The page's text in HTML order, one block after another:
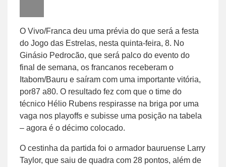
O Vivo/Franca deu uma prévia do que será a festa
do Jogo das Estrelas, nesta quinta-feira, 8. No
Ginásio Pedrocão, que será palco do evento do
final de semana, os francanos receberam o
Itabom/Bauru e saíram com uma importante vitória,
por87 a80. O resultado fez com que o time do
técnico Hélio Rubens respirasse na briga por uma
vaga nos playoffs e subisse uma posição na tabela
– agora é o décimo colocado.
O cestinha da partida foi o armador bauruense Larry
Taylor, que saiu de quadra com 28 pontos, além de